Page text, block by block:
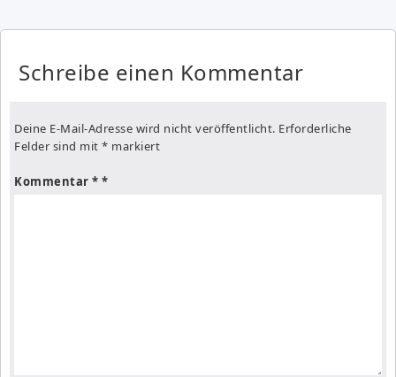
Schreibe einen Kommentar
Deine E-Mail-Adresse wird nicht veröffentlicht. Erforderliche
Felder sind mit * markiert
Kommentar *